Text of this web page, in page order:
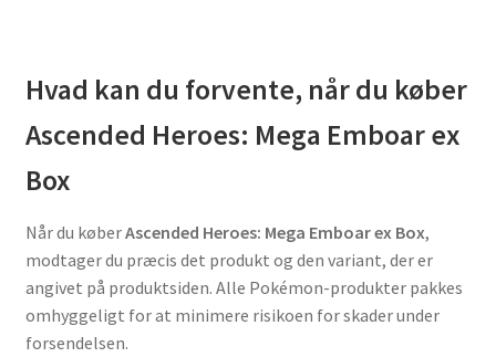
Hvad kan du forvente, når du køber
Ascended Heroes: Mega Emboar ex
Box
Når du køberAscended Heroes: Mega Emboar ex Box,
modtager du præcis det produkt og den variant, der er
angivet på produktsiden. Alle Pokémon-produkter pakkes
omhyggeligt for at minimere risikoen for skader under
forsendelsen.